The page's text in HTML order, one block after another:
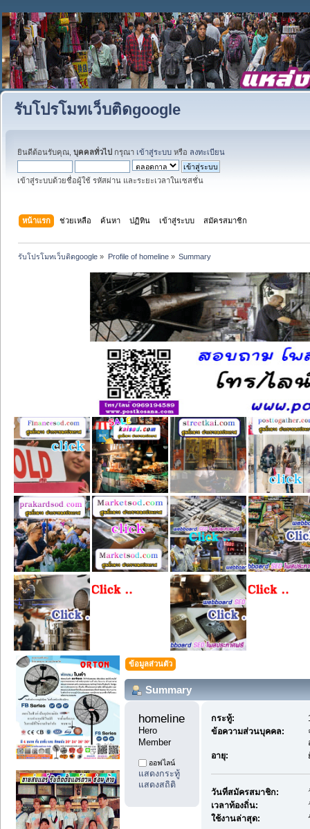
รับโปรโมทเว็บติดgoogle
ยินดีต้อนรับคุณ, บุคคลทั่วไป กรุณา เข้าสู่ระบบ หรือ ลงทะเบียน
เข้าสู่ระบบด้วยชื่อผู้ใช้ รหัสผ่าน และระยะเวลาในเซสชั่น
หน้าแรก ช่วยเหลือ ค้นหา ปฏิทิน เข้าสู่ระบบ สมัครสมาชิก
รับโปรโมทเว็บติดgoogle » Profile of homeline» Summary
ข้อมูลส่วนตัว
Summary
homeline
Hero
Member
ออฟไลน์
แสดงกระทู้
แสดงสถิติ
กระทู้:
ข้อความส่วนบุคคล:
อายุ:
วันที่สมัครสมาชิก:
เวลาท้องถิ่น:
ใช้งานล่าสุด: